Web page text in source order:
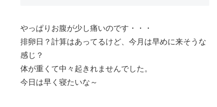
やっぱりお腹が少し痛いのです・・・
排卵日？計算はあってるけど、今月は早めに来そうな
感じ？
体が重くて中々起きれませんでした。
今日は早く寝たいな～